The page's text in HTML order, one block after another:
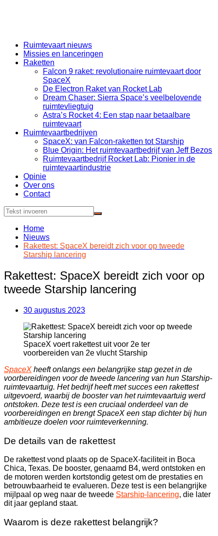
Ruimtevaart nieuws
Missies en lanceringen
Raketten
Falcon 9 raket: revolutionaire ruimtevaart door
SpaceX
De Electron Raket van Rocket Lab
Dream Chaser: Sierra Space’s veelbelovende
ruimtevliegtuig
Astra’s Rocket 4: Een stap naar betaalbare
ruimtevaart
Ruimtevaartbedrijven
SpaceX: van Falcon-raketten tot Starship
Blue Origin: Het ruimtevaartbedrijf van Jeff Bezos
Ruimtevaartbedrijf Rocket Lab: Pionier in de
ruimtevaartindustrie
Opinie
Over ons
Contact
Home
Nieuws
Rakettest: SpaceX bereidt zich voor op tweede
Starship lancering
Rakettest: SpaceX bereidt zich voor op
tweede Starship lancering
30 augustus 2023
SpaceX voert rakettest uit voor 2e ter
voorbereiden van 2e vlucht Starship
SpaceX heeft onlangs een belangrijke stap gezet in de
voorbereidingen voor de tweede lancering van hun Starship-
ruimtevaartuig. Het bedrijf heeft met succes een rakettest
uitgevoerd, waarbij de booster van het ruimtevaartuig werd
ontstoken. Deze test is een cruciaal onderdeel van de
voorbereidingen en brengt SpaceX een stap dichter bij hun
ambitieuze doelen voor ruimteverkenning.
De details van de rakettest
De rakettest vond plaats op de SpaceX-faciliteit in Boca
Chica, Texas. De booster, genaamd B4, werd ontstoken en
de motoren werden kortstondig getest om de prestaties en
betrouwbaarheid te evalueren. Deze test is een belangrijke
mijlpaal op weg naar de tweede Starship-lancering, die later
dit jaar gepland staat.
Waarom is deze rakettest belangrijk?